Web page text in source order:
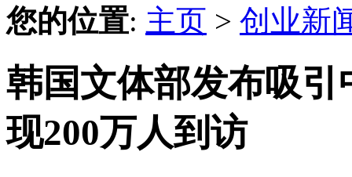
您的位置: 主页 > 创业新
韩国文体部发布吸
现200万人到访